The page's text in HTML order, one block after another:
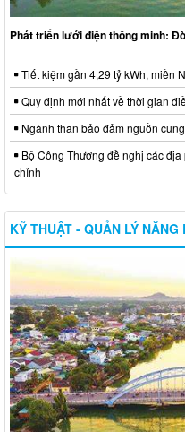
Phát triển lưới điện thông minh:
Tiết kiệm gần 4,29 tỷ kWh, miền
Quy định mới nhất về thời gian
Ngành than bảo đảm nguồn
Bộ Công Thương đề nghị các
chỉnh
KỸ THUẬT - QUẢN LÝ NĂNG